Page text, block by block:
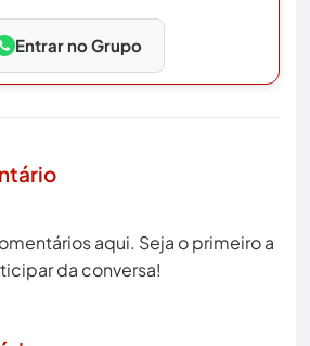
Entrar no Grupo
aqui. Seja o primeiro a
da conversa!